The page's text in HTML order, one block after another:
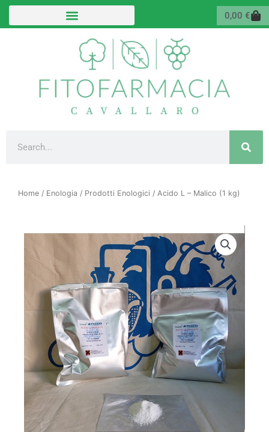
Vai
0,00 €
Home / Enologia / Prodotti Enologici / Acido L – Malico (1 kg)